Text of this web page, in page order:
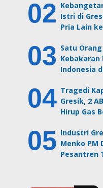
Istri di
Pria Lain
Satu
Kebakaran
Indonesia
Tragedi
Gresik, 2
Hirup Gas
Industri
Menko PM
Pesantren